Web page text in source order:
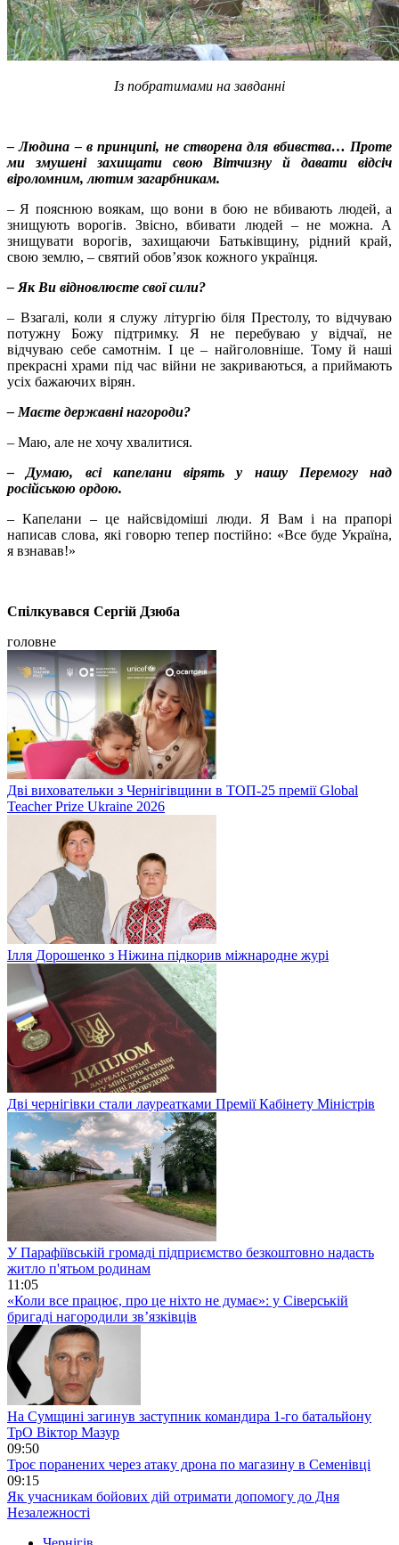
Із побратимами на завданні
– Людина – в принципі, не створена для вбивства… Проте
ми змушені захищати свою Вітчизну й давати відсіч
віроломним, лютим загарбникам.
– Я пояснюю воякам, що вони в бою не вбивають людей, а
знищують ворогів. Звісно, вбивати людей – не можна. А
знищувати ворогів, захищаючи Батьківщину, рідний край,
свою землю, – святий обов’язок кожного українця.
– Як Ви відновлюєте свої сили?
– Взагалі, коли я служу літургію біля Престолу, то відчуваю
потужну Божу підтримку. Я не перебуваю у відчаї, не
відчуваю себе самотнім. І це – найголовніше. Тому й наші
прекрасні храми під час війни не закриваються, а приймають
усіх бажаючих вірян.
– Маєте державні нагороди?
– Маю, але не хочу хвалитися.
– Думаю, всі капелани вірять у нашу Перемогу над
російською ордою.
– Капелани – це найсвідоміші люди. Я Вам і на прапорі
написав слова, які говорю тепер постійно: «Все буде Україна,
я взнавав!»
Спілкувався Сергій Дзюба
головне
Дві виховательки з Чернігівщини в ТОП-25 премії Global
Teacher Prize Ukraine 2026
Ілля Дорошенко з Ніжина підкорив міжнародне журі
Дві чернігівки стали лауреатками Премії Кабінету Міністрів
У Парафіївській громаді підприємство безкоштовно надасть
житло п'ятьом родинам
11:05
«Коли все працює, про це ніхто не думає»: у Сіверській
бригаді нагородили зв’язківців
На Сумщині загинув заступник командира 1-го батальйону
ТрО Віктор Мазур
09:50
Троє поранених через атаку дрона по магазину в Семенівці
09:15
Як учасникам бойових дій отримати допомогу до Дня
Незалежності